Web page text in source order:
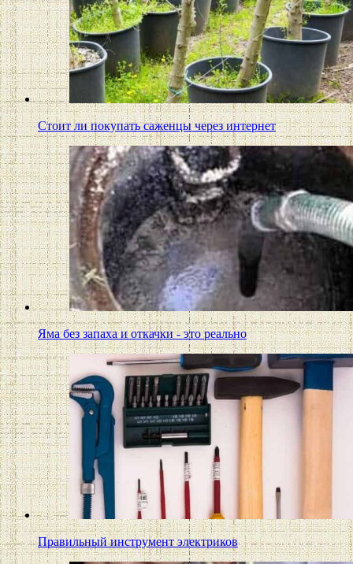
Стоит ли покупать саженцы через интернет
Яма без запаха и откачки - это реально
Правильный инструмент электриков